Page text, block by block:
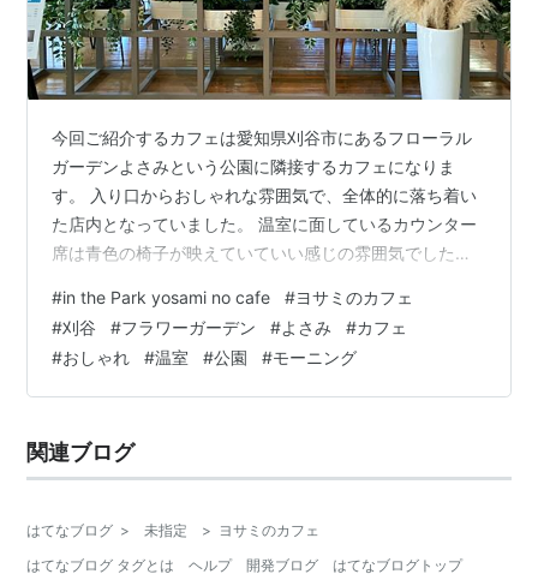
今回ご紹介するカフェは愛知県刈谷市にあるフローラル
ガーデンよさみという公園に隣接するカフェになりま
す。 入り口からおしゃれな雰囲気で、全体的に落ち着い
た店内となっていました。 温室に面しているカウンター
席は青色の椅子が映えていていい感じの雰囲気でした
た。 焼きたてのパンにサラダ、スクランブルエッグ、コ
ーヒーがついているセットになりまして、全体的に味の
クオリティは高かったですね。 ショーケースにはケーキ
が並んでいて、美味しそうだったのですが、さすがに朝
なケーキでしたので、機会があればぜひ食べたい…
#in the Park yosami no cafe #ヨサミのカフェ
#刈谷 #フラワーガーデン #よさみ #カフェ
#おしゃれ #温室 #公園 #モーニング
関連ブログ
はてなブログ > 未指定 > ヨサミのカフェ
はてなブログ タグとは
ヘルプ 開発ブログ はてなブログトップ